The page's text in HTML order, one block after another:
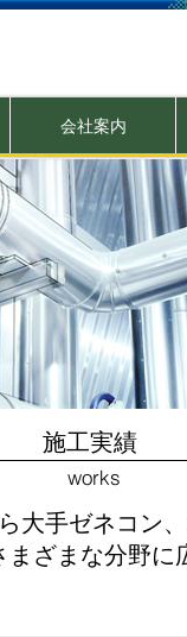
会社案内
​施工実績
works
大手ゼネコン
ざまな分野に